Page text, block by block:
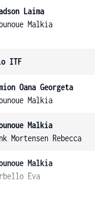
Laima
Malkia
ITF
Oana Georgeta
Malkia
Malkia
Mortensen Rebecca
Malkia
Eva